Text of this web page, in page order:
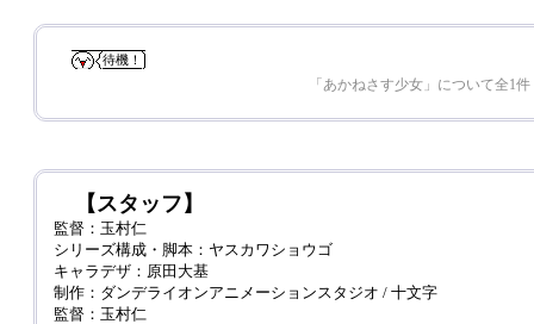
待機！
「あかねさす少女」について全1件
【スタッフ】
監督：玉村仁
シリーズ構成・脚本：ヤスカワショウゴ
キャラデザ：原田大基
制作：ダンデライオンアニメーションスタジオ / 十文字
監督：玉村仁